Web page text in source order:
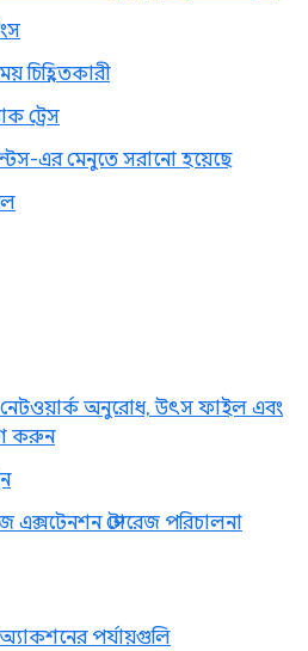
চিহ্নিতকারী
ট্রেস
এর মেনুতে সরানো হয়েছে
নেটওয়ার্ক অনুরোধ, উৎস ফাইল এবং
করুন
এক্সটেনশন স্টোরেজ পরিচালনা
পর্যায়গুলি